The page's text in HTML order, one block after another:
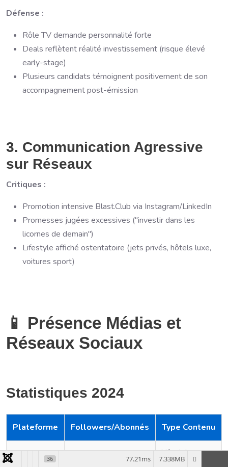
Défense :
Rôle TV demande personnalité forte
Deals reflètent réalité investissement (risque élevé
early-stage)
Plusieurs candidats témoignent positivement de son
accompagnement post-émission
3. Communication Agressive
sur Réseaux
Critiques :
Promotion intensive Blast.Club via Instagram/LinkedIn
Promesses jugées excessives ("investir dans les
licornes de demain")
Lifestyle affiché ostentatoire (jets privés, hôtels luxe,
voitures sport)
📱 Présence Médias et
Réseaux Sociaux
Statistiques 2024
Plateforme Followers/Abonnés Type Contenu
Lifestyle
36 7.338MB
77.21ms